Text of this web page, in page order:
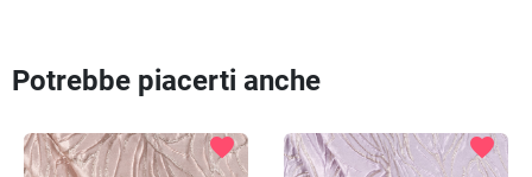
Potrebbe piacerti anche
favorite favorite